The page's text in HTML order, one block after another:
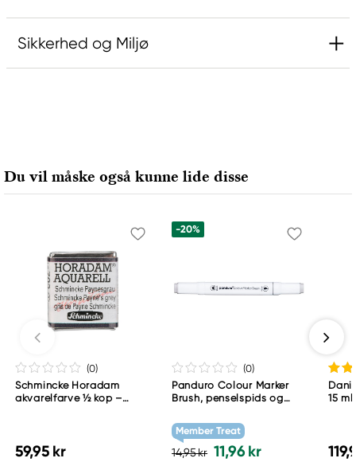
Sikkerhed og Miljø
Rembrandt
7311 PD Apeldoorn, Netherlands
info@royaltalens.com
+31 (0)55 527 4700
Du vil måske også kunne lide disse
(0)
Schmincke Horadam
akvarelfarve ½ kop –
59,95 kr
-20%
(0)
Panduro Colour Marker
Brush, penselspids og
grey 1 WG1
Member Treat
14,95 kr 11,96 kr
15